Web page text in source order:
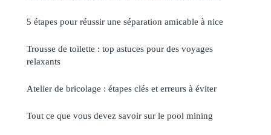
5 étapes pour réussir une séparation amicable à nice
Trousse de toilette : top astuces pour des voyages
relaxants
Atelier de bricolage : étapes clés et erreurs à éviter
Tout ce que vous devez savoir sur le pool mining